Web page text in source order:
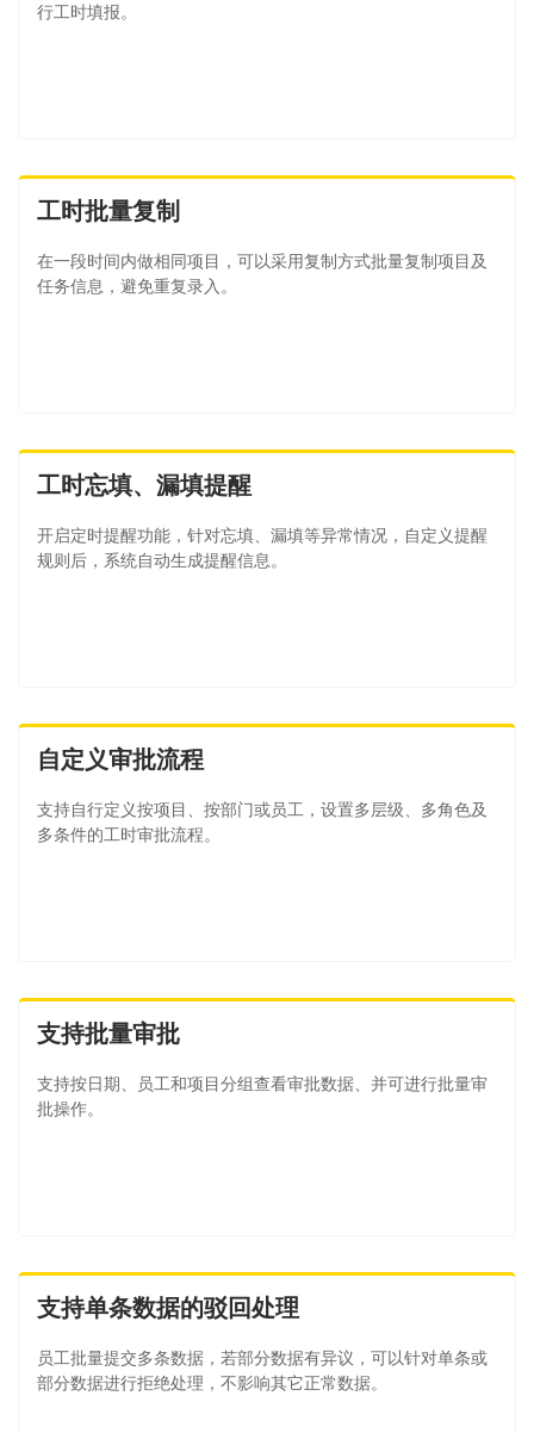
行工时填报。
工时批量复制
在一段时间内做相同项目，可以采用复制方式批量复制项目及
任务信息，避免重复录入。
工时忘填、漏填提醒
开启定时提醒功能，针对忘填、漏填等异常情况，自定义提醒
规则后，系统自动生成提醒信息。
自定义审批流程
支持自行定义按项目、按部门或员工，设置多层级、多角色及
多条件的工时审批流程。
支持批量审批
支持按日期、员工和项目分组查看审批数据、并可进行批量审
批操作。
支持单条数据的驳回处理
员工批量提交多条数据，若部分数据有异议，可以针对单条或
部分数据进行拒绝处理，不影响其它正常数据。